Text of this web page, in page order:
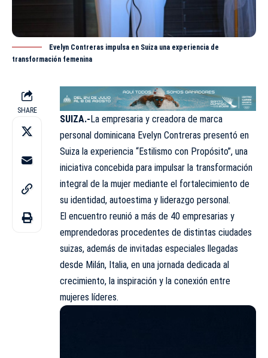
Evelyn Contreras impulsa en Suiza una experiencia de
transformación femenina
SHARE
SUIZA.-La empresaria y creadora de marca
personal dominicana Evelyn Contreras presentó en
Suiza la experiencia “Estilismo con Propósito”, una
iniciativa concebida para impulsar la transformación
integral de la mujer mediante el fortalecimiento de
su identidad, autoestima y liderazgo personal.
El encuentro reunió a más de 40 empresarias y
emprendedoras procedentes de distintas ciudades
suizas, además de invitadas especiales llegadas
desde Milán, Italia, en una jornada dedicada al
crecimiento, la inspiración y la conexión entre
mujeres líderes.